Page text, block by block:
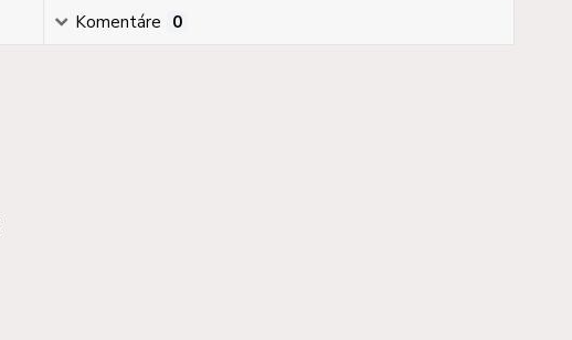
Komentáre 0